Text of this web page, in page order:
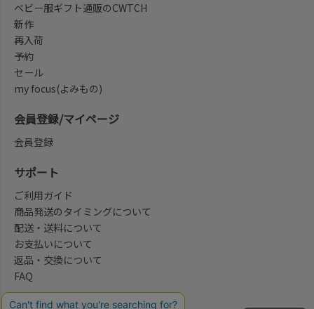
ベビー服ギフト通販のCWTCH
新作
再入荷
予約
セール
my focus(よみもの)
会員登録/マイページ
会員登録
サポート
ご利用ガイド
商品発送のタイミングについて
配送・送料について
お支払いについて
返品・交換について
FAQ